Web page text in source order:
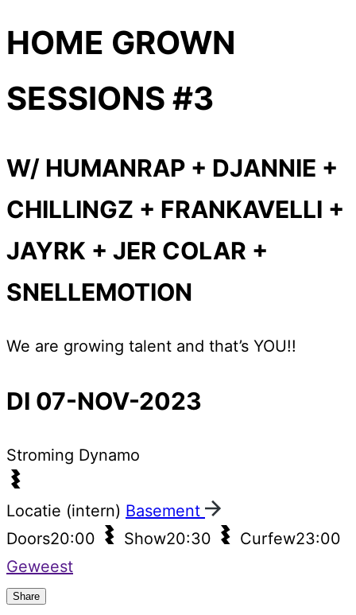
HOME GROWN
SESSIONS #3
W/ HUMANRAP + DJANNIE +
CHILLINGZ + FRANKAVELLI +
JAYRK + JER COLAR +
SNELLEMOTION
We are growing talent and that’s YOU!!
DI 07-NOV-2023
Stroming Dynamo
Locatie (intern) Basement
Doors20:00 Show20:30 Curfew23:00
Geweest
Share